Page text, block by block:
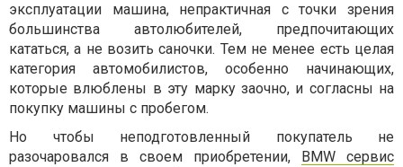
эксплуатации машина, непрактичная с точки зрения
большинства автолюбителей, предпочитающих
кататься, а не возить саночки. Тем не менее есть целая
категория автомобилистов, особенно начинающих,
которые влюблены в эту марку заочно, и согласны на
покупку машины с пробегом.
Но чтобы неподготовленный покупатель не
разочаровался в своем приобретении, BMW сервис